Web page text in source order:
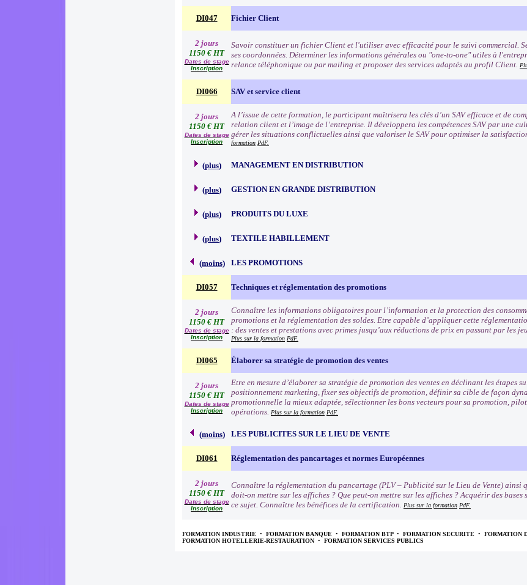
DI047 Fichier Client
2 jours
1150 € HT
Dates de stage
Inscription
Savoir constituer un fichier Client et l'utiliser avec efficacité pour le suivi commercial.
ses coordonnées. Déterminer les informations générales ou "one-to-one" utiles à
relance téléphonique ou par mailing et proposer des services adaptés au profil Client.
DI066 SAV et service client
2 jours
1150 € HT
Dates de stage
Inscription
A l’issue de cette formation, le participant maîtrisera les clés d’un SAV efficace et de
relation client et l’image de l’entreprise. Il développera les compétences SAV par une
gérer les situations conflictuelles ainsi que valoriser le SAV pour optimiser la
formation PdF.
(plus) MANAGEMENT EN DISTRIBUTION
(plus) GESTION EN GRANDE DISTRIBUTION
(plus) PRODUITS DU LUXE
(plus) TEXTILE HABILLEMENT
(moins) LES PROMOTIONS
DI057 Techniques et réglementation des promotions
2 jours
1150 € HT
Dates de stage
Inscription
Connaître les informations obligatoires pour l’information et la protection des
promotions et la réglementation des soldes. Etre capable d’appliquer cette
: des ventes et prestations avec primes jusqu’aux réductions de prix en passant par les
Plus sur la formation PdF.
DI065 Élaborer sa stratégie de promotion des ventes
2 jours
1150 € HT
Dates de stage
Inscription
Etre en mesure d’élaborer sa stratégie de promotion des ventes en déclinant les étapes
positionnement marketing, fixer ses objectifs de promotion, définir sa cible de façon
promotionnelle la mieux adaptée, sélectionner les bons vecteurs pour sa promotion,
opérations. Plus sur la formation PdF.
(moins) LES PUBLICITES SUR LE LIEU DE VENTE
DI061 Réglementation des pancartages et normes Européennes
2 jours
1150 € HT
Dates de stage
Inscription
Connaître la réglementation du pancartage (PLV – Publicité sur le Lieu de Vente) ainsi
doit-on mettre sur les affiches ? Que peut-on mettre sur les affiches ? Acquérir des
ce sujet. Connaître les bénéfices de la certification. Plus sur la formation PdF.
FORMATION INDUSTRIE • FORMATION BANQUE • FORMATION BTP • FORMATION SECURITE • FORMATION
FORMATION HOTELLERIE-RESTAURATION • FORMATION SERVICES PUBLICS